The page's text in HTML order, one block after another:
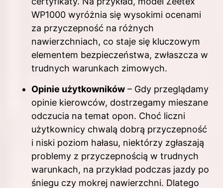
WP1000 wyróżnia się wysokimi ocenami
za przyczepność na różnych
nawierzchniach, co staje się kluczowym
elementem bezpieczeństwa, zwłaszcza w
trudnych warunkach zimowych.
Opinie użytkowników – Gdy przeglądamy
opinie kierowców, dostrzegamy mieszane
odczucia na temat opon. Choć liczni
użytkownicy chwalą dobrą przyczepność
i niski poziom hałasu, niektórzy zgłaszają
problemy z przyczepnością w trudnych
warunkach, na przykład podczas jazdy po
śniegu czy mokrej nawierzchni. Dlatego